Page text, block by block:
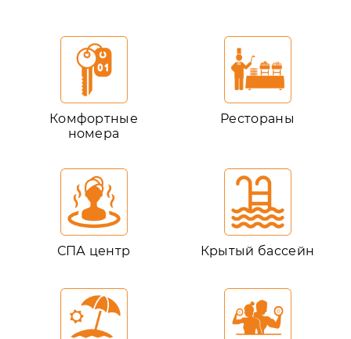
Комфортные
номера
Рестораны
СПА центр Крытый бассейн